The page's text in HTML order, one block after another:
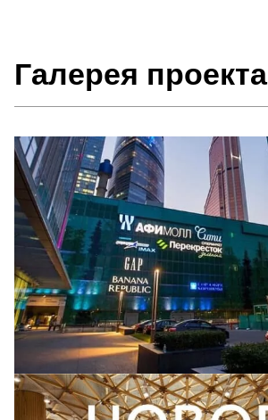
Галерея проекта